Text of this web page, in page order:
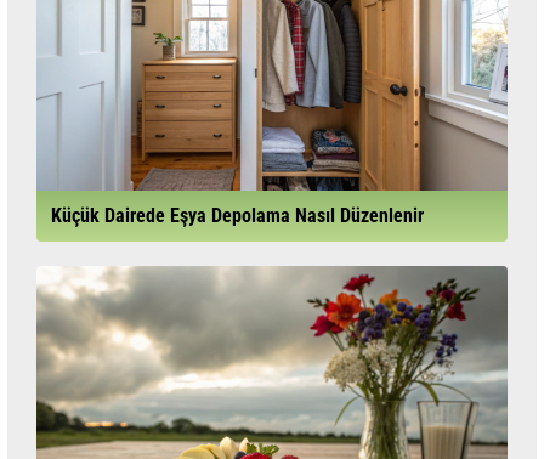
Küçük Dairede Eşya Depolama Nasıl Düzenlenir